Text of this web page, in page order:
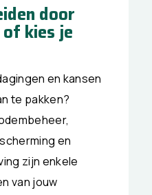
door
kies je
en kansen
te pakken?
en
zijn enkele
van jouw